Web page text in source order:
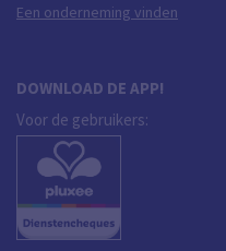
Een onderneming vinden
DOWNLOAD DE APP!
Voor de gebruikers: